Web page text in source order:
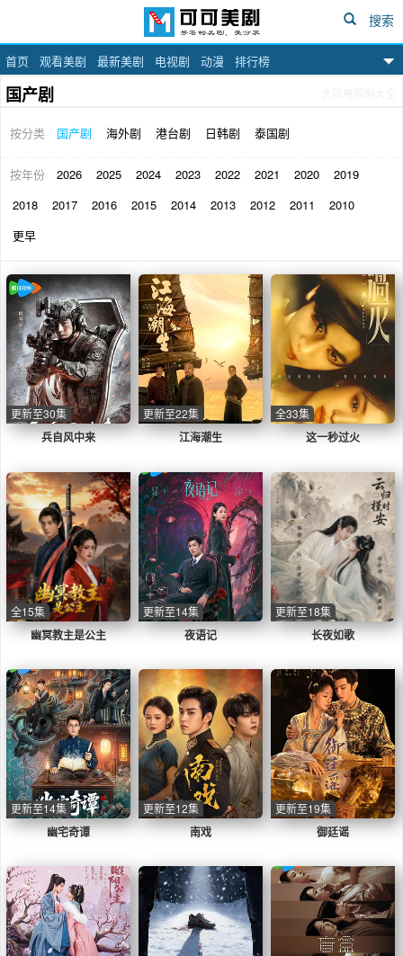
可可美剧网
首页 观看美剧 最新美剧 电视剧 动漫 排行榜
搜索
国产剧
按分类 国产剧 海外剧 港台剧 日韩剧 泰国剧
按年份 2026 2025 2024 2023 2022 2021 2020
2019
2018
2017 2016 2015 2014 2013 2012 2011
2010
更早
兵自风中来
更新至30集
江海潮生
更新至22集
这一秒过火
全33集
幽冥教主是公主
全15集
夜语记
更新至14集
长夜如歌
更新至18集
幽宅奇谭
更新至14集
南戏
更新至12集
御廷谣
更新至19集